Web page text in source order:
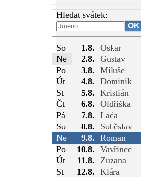
Hledat svátek:
So 1.8. Oskar
Ne
2.8. Gustav
Po
3.8. Miluše
Út
4.8. Dominik
St
5.8. Kristián
Čt
6.8. Oldřiška
Pá
7.8. Lada
So
8.8.
Soběslav
Ne
9.8. Roman
Po
10.8. Vavřinec
Út
11.8.
Zuzana
St
12.8. Klára